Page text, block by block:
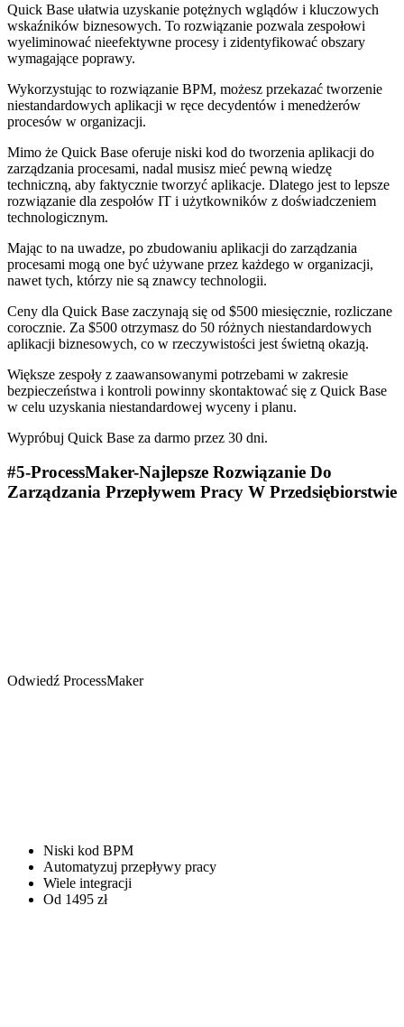
Quick Base ułatwia uzyskanie potężnych wglądów i kluczowych
wskaźników biznesowych. To rozwiązanie pozwala zespołowi
wyeliminować nieefektywne procesy i zidentyfikować obszary
wymagające poprawy.
Wykorzystując to rozwiązanie BPM, możesz przekazać tworzenie
niestandardowych aplikacji w ręce decydentów i menedżerów
procesów w organizacji.
Mimo że Quick Base oferuje niski kod do tworzenia aplikacji do
zarządzania procesami, nadal musisz mieć pewną wiedzę
techniczną, aby faktycznie tworzyć aplikacje. Dlatego jest to lepsze
rozwiązanie dla zespołów IT i użytkowników z doświadczeniem
technologicznym.
Mając to na uwadze, po zbudowaniu aplikacji do zarządzania
procesami mogą one być używane przez każdego w organizacji,
nawet tych, którzy nie są znawcy technologii.
Ceny dla Quick Base zaczynają się od $500 miesięcznie, rozliczane
corocznie. Za $500 otrzymasz do 50 różnych niestandardowych
aplikacji biznesowych, co w rzeczywistości jest świetną okazją.
Większe zespoły z zaawansowanymi potrzebami w zakresie
bezpieczeństwa i kontroli powinny skontaktować się z Quick Base
w celu uzyskania niestandardowej wyceny i planu.
Wypróbuj Quick Base za darmo przez 30 dni.
#5-ProcessMaker-Najlepsze Rozwiązanie Do
Zarządzania Przepływem Pracy W Przedsiębiorstwie
Odwiedź ProcessMaker
Niski kod BPM
Automatyzuj przepływy pracy
Wiele integracji
Od 1495 zł